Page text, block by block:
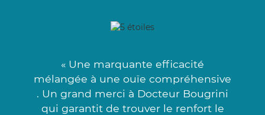
« Une marquante efficacité
mélangée à une ouïe compréhensive
. Un grand merci à Docteur Bougrini
qui garantit de trouver le renfort le